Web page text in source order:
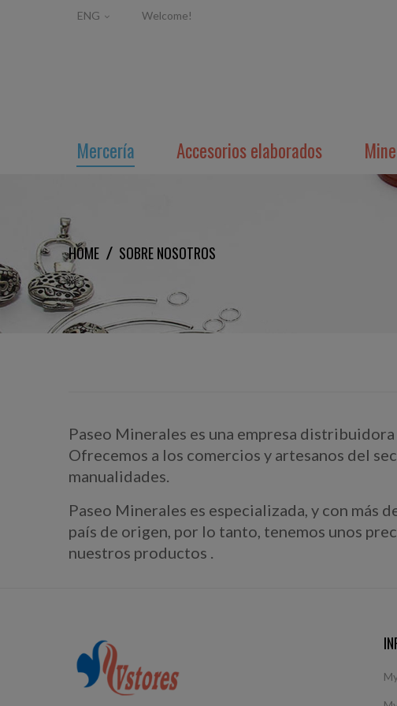
ENG Welcome!
Mercería Accesorios elaborados
HOME SOBRE NOSOTROS
Paseo Minerales es una empresa
Ofrecemos a los comercios y artesanos del
manualidades.
Paseo Minerales es especializada, y con más
país de origen, por lo tanto, tenemos unos
nuestros productos .